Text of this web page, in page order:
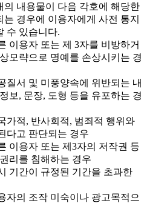
의 내용물이 다음 각호에 해당한
는 경우에 이용자에게 사전 통지
수 있습니다.
이용자 또는 제 3자를 비방하거
모략으로 명예를 손상시키는 경
질서 및 미풍양속에 위반되는 내
보, 문장, 도형 등을 유포하는 경
가적, 반사회적, 범죄적 행위와
다고 판단되는 경우
이용자 또는 제3자의 저작권 등
리를 침해하는 경우
기간이 규정된 기간을 초과한
자의 조작 미숙이나 광고목적으